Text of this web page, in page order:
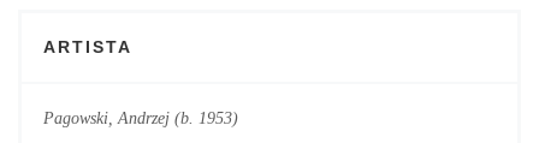
ARTISTA
Pagowski, Andrzej (b. 1953)